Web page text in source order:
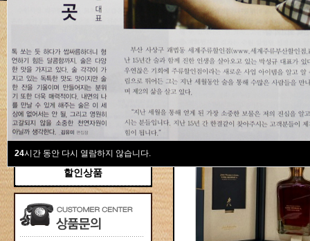
24시간 동안 다시 열람하지 않습니다.
새계주류부산할인점
위스키
브랜디/꼬냑
와인선물세트
와인
선물용
할인상품
Total 115건1 페이지